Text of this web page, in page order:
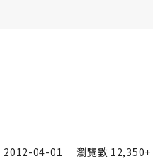
2012-04-01 瀏覽數 12,350+